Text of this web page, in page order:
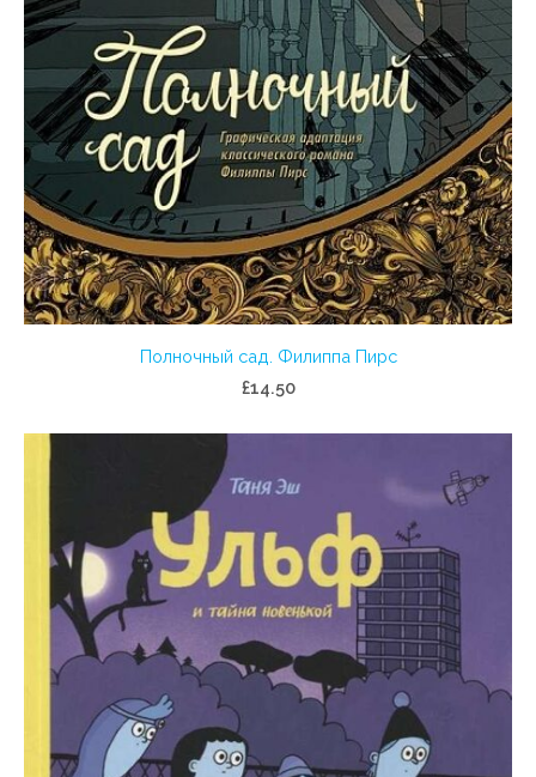
Полночный сад. Филиппа Пирс
£14.50